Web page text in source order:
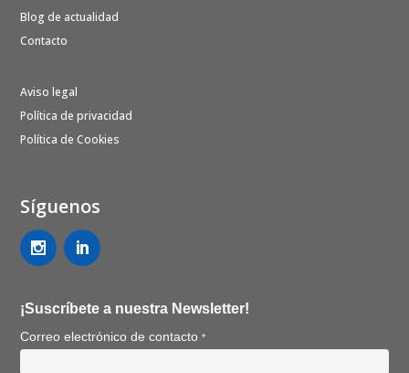
Blog de actualidad
Contacto
Aviso legal
Política de privacidad
Política de Cookies
Síguenos
¡Suscríbete a nuestra Newsletter!
Correo electrónico de contacto*